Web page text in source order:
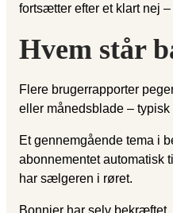
fortsætter efter et klart nej
Hvem står
Flere brugerrapporter
eller månedsblade – typisk
Et gennemgående tema i
abonnementet automatisk
har sælgeren i røret.
Bonnier har selv